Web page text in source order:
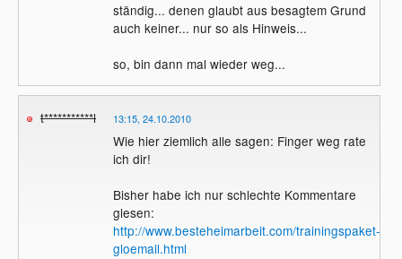
ständig... denen glaubt aus besagtem Grund
auch keiner... nur so als Hinweis...
so, bin dann mal wieder weg...
t***********l 13:15, 24.10.2010
Wie hier ziemlich alle sagen: Finger weg rate
ich dir!
Bisher habe ich nur schlechte Kommentare
glesen:
http://www.besteheimarbeit.com/trainingspaket-
gloemail.html